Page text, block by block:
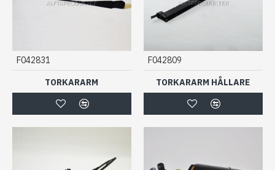
F042831
TORKARARM
F042809
TORKARARM HÅLLARE